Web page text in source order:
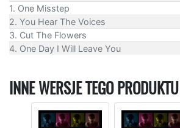
1. One Misstep
2. You Hear The Voices
3. Cut The Flowers
4. One Day I Will Leave You
INNE WERSJE TEGO PRODUKTU